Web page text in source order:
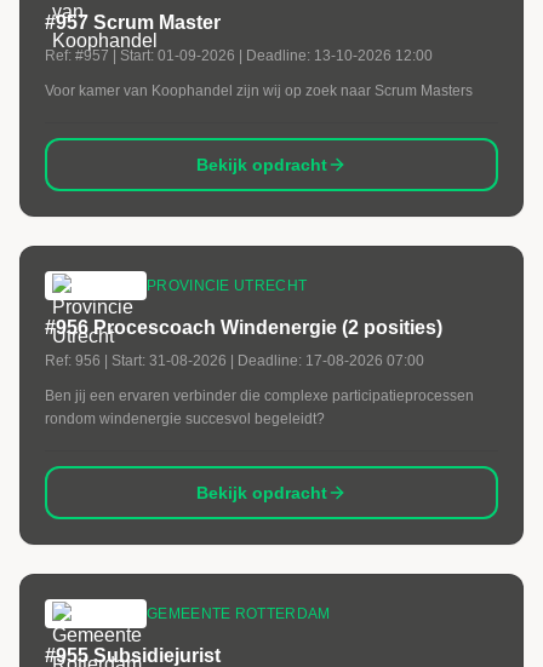
#957 Scrum Master
Ref: #957 | Start: 01-09-2026 | Deadline: 13-10-2026 12:00
Voor kamer van Koophandel zijn wij op zoek naar Scrum Masters
Bekijk opdracht
PROVINCIE UTRECHT
#956 Procescoach Windenergie (2 posities)
Ref: 956 | Start: 31-08-2026 | Deadline: 17-08-2026 07:00
Ben jij een ervaren verbinder die complexe participatieprocessen
rondom windenergie succesvol begeleidt?
Bekijk opdracht
GEMEENTE ROTTERDAM
#955 Subsidiejurist